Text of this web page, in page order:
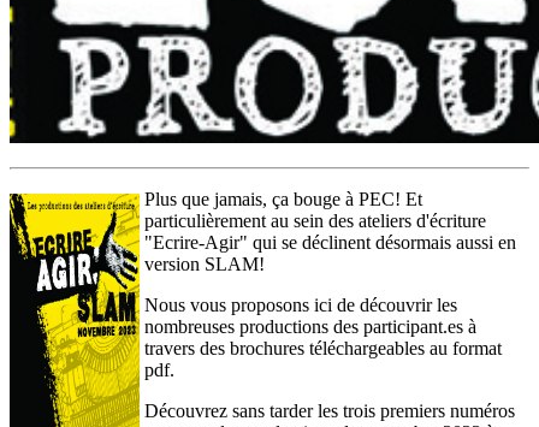
Plus que jamais, ça bouge à PEC! Et
particulièrement au sein des ateliers d'écriture
"Ecrire-Agir" qui se déclinent désormais aussi en
version SLAM!
Nous vous proposons ici de découvrir les
nombreuses productions des participant.es à
travers des brochures téléchargeables au format
pdf.
Découvrez sans tarder les trois premiers numéros